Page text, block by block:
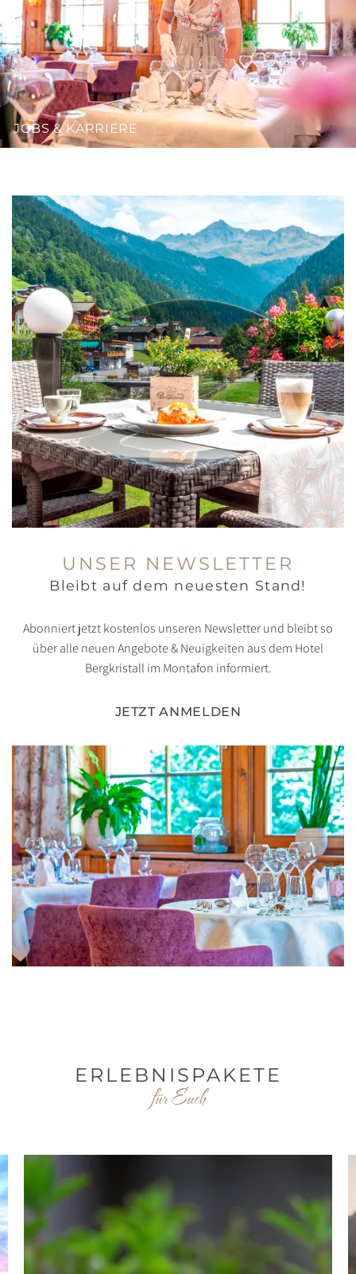
JOBS & KARRIERE
UNSER NEWSLETTER
Bleibt auf dem neuesten Stand!
Abonniert jetzt kostenlos unseren Newsletter und bleibt so
über alle neuen Angebote & Neuigkeiten aus dem Hotel
Bergkristall im Montafon informiert.
JETZT ANMELDEN
ERLEBNISPAKETE
für Euch